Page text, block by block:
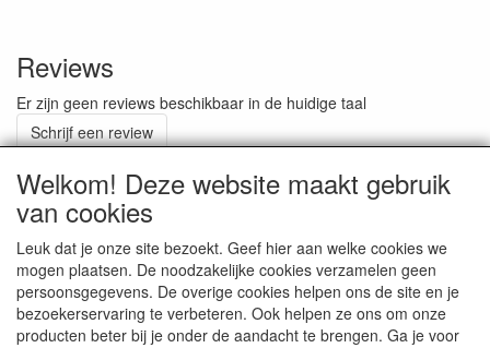
Reviews
Er zijn geen reviews beschikbaar in de huidige taal
Schrijf een review
ALGEMENE VOORWAARDEN
RETOURZENDING
Welkom! Deze website maakt gebruik
van cookies
Leuk dat je onze site bezoekt. Geef hier aan welke cookies we
mogen plaatsen. De noodzakelijke cookies verzamelen geen
persoonsgegevens. De overige cookies helpen ons de site en je
bezoekerservaring te verbeteren. Ook helpen ze ons om onze
producten beter bij je onder de aandacht te brengen. Ga je voor